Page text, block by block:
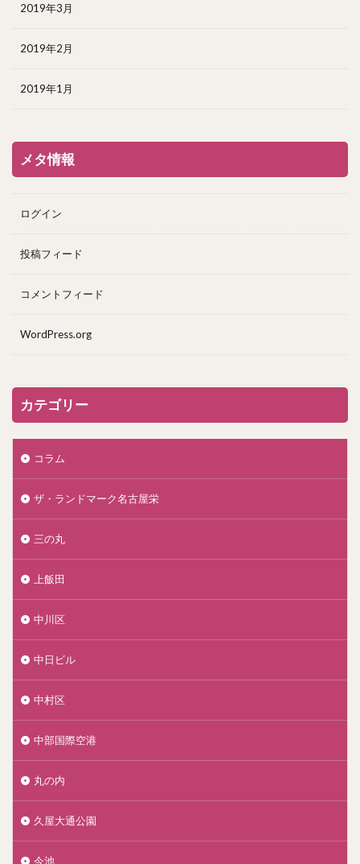
2019年3月
2019年2月
2019年1月
メタ情報
ログイン
投稿フィード
コメントフィード
WordPress.org
カテゴリー
コラム
ザ・ランドマーク名古屋栄
三の丸
上飯田
中川区
中日ビル
中村区
中部国際空港
丸の内
久屋大通公園
今池